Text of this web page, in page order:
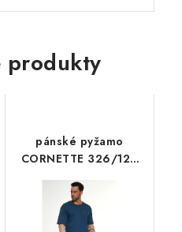
produkty
pánské pyžamo
CORNETTE 326/128
LEAVES